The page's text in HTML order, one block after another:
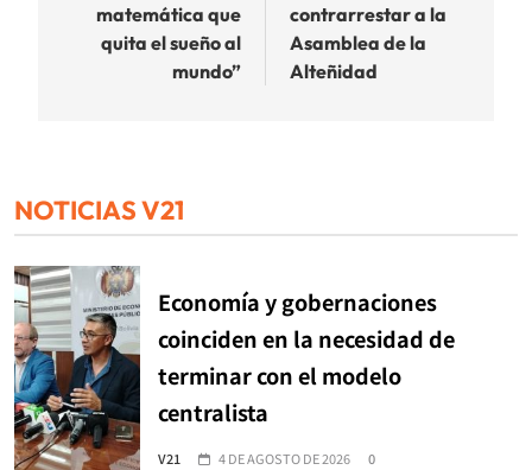
matemática que
quita el sueño al
mundo”
contrarrestar a la
Asamblea de la
Alteñidad
NOTICIAS V21
Economía y gobernaciones
coinciden en la necesidad de
terminar con el modelo
centralista
V21 4 DE AGOSTO DE 2026 0